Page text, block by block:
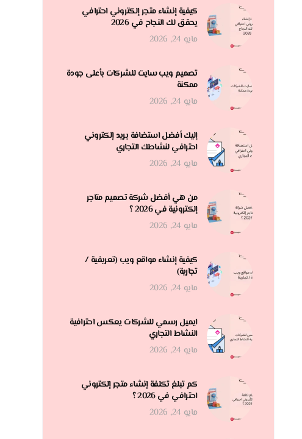
كيفية إنشاء متجر إلكتروني احترافي
يحقق لك النجاح في 2026
مايو 24, 2026
تصميم ويب سايت للشركات بأعلى جودة
ممكنة
مايو 24, 2026
إليك أفضل استضافة بريد إلكتروني
احترافي لنشاطك التجاري
مايو 24, 2026
من هي أفضل شركة تصميم متاجر
إلكترونية في 2026 ؟
مايو 24, 2026
كيفية إنشاء مواقع ويب (تعريفية /
تجارية)
مايو 24, 2026
ايميل رسمي للشركات يعكس احترافية
النشاط التجاري
مايو 24, 2026
كم تبلغ تكلفة إنشاء متجر إلكتروني
احترافي في 2026 ؟
مايو 24, 2026